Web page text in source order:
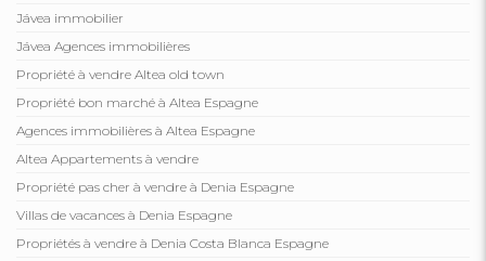
Jávea immobilier
Jávea Agences immobilières
Propriété à vendre Altea old town
Propriété bon marché à Altea Espagne
Agences immobilières à Altea Espagne
Altea Appartements à vendre
Propriété pas cher à vendre à Denia Espagne
Villas de vacances à Denia Espagne
Propriétés à vendre à Denia Costa Blanca Espagne